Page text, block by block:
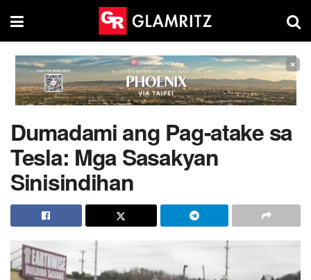
×
Dumadami ang Pag-atake sa
Tesla: Mga Sasakyan
Sinisindihan